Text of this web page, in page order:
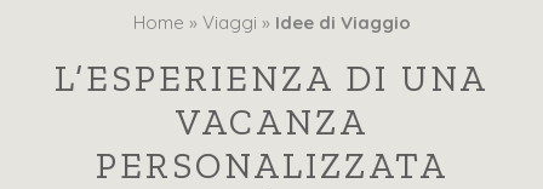
Home » Viaggi » Idee di Viaggio
L’ESPERIENZA DI UNA
VACANZA
PERSONALIZZATA